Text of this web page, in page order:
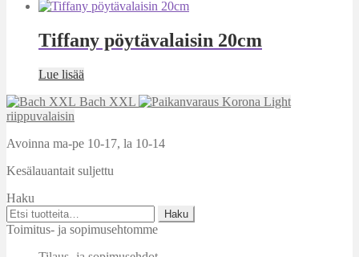
Tiffany pöytävalaisin 20cm
Lue lisää
Bach XXL
Korona Light
riippuvalaisin
Avoinna ma-pe 10-17, la 10-14
Kesälauantait suljettu
Haku
Etsi:
Haku
Toimitus- ja sopimusehtomme